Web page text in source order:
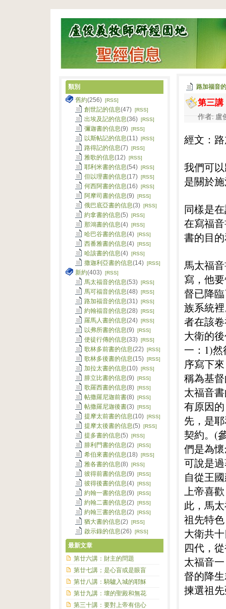
路加福音
第三
作者: 盧
經文：
我們可
是關於
同樣是
在寫福
書的目
馬太福
寫，他
督已降
族系統
者在該
大衛的
一：1)
序寫下
稱為基
太福音
有原因
先，是
契約。(
們是為
可說是
自從王
上帝喜
此，馬
祖先特
大衛共
四代，
太福音
督的降
揀選祖
類別
舊約(256) [RSS]
創世記的信息(47) [RSS]
出埃及記的信息(36) [RSS]
彌迦書的信息(9) [RSS]
以斯帖記的信息(11) [RSS]
路得記的信息(7) [RSS]
雅歌的信息(12) [RSS]
耶利米書的信息(54) [RSS]
但以理書的信息(17) [RSS]
何西阿書的信息(16) [RSS]
阿摩司書的信息(9) [RSS]
俄巴底亞書的信息(3) [RSS]
約拿書的信息(5) [RSS]
那鴻書的信息(4) [RSS]
哈巴谷書的信息(4) [RSS]
西番雅書的信息(4) [RSS]
哈該書的信息(4) [RSS]
撒迦利亞書的信息(14) [RSS]
新約(403) [RSS]
馬太福音的信息(53) [RSS]
馬可福音的信息(48) [RSS]
路加福音的信息(31) [RSS]
約翰福音的信息(28) [RSS]
羅馬人書的信息(24) [RSS]
以弗所書的信息(9) [RSS]
使徒行傳的信息(33) [RSS]
歌林多前書的信息(22) [RSS]
歌林多後書的信息(15) [RSS]
加拉太書的信息(10) [RSS]
腓立比書的信息(9) [RSS]
歌羅西書的信息(8) [RSS]
帖撒羅尼迦前書(8) [RSS]
帖撒羅尼迦後書(3) [RSS]
提摩太前書的信息(10) [RSS]
提摩太後書的信息(5) [RSS]
提多書的信息(5) [RSS]
腓利門書的信息(2) [RSS]
希伯來書的信息(18) [RSS]
雅各書的信息(8) [RSS]
彼得前書的信息(9) [RSS]
彼得後書的信息(4) [RSS]
約翰一書的信息(9) [RSS]
約翰二書的信息(2) [RSS]
約翰三書的信息(2) [RSS]
猶大書的信息(2) [RSS]
啟示錄的信息(26) [RSS]
最新文章
第廿六講：財主的問題
第廿七講；是心盲或是眼盲
第廿八講：騎驢入城的耶穌
第廿九講：壞的聖殿和無花
第三十講：要對上帝有信心